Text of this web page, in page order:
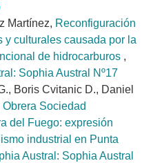
Martínez, Reconfiguración
y culturales causada por la
de hidrocarburos ,
Sophia Austral Nº17
Boris Cvitanic D., Daniel
Sociedad
del Fuego: expresión
industrial en Punta
Austral: Sophia Austral